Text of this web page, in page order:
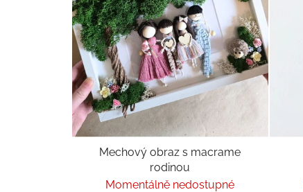
Mechový obraz s macrame
rodinou
Momentálně nedostupné